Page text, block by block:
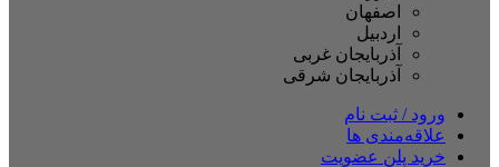
اصفهان
آذربایجان غربی
آذربایجان شرقی
/ ثبت نام
ها
پلن عضویت